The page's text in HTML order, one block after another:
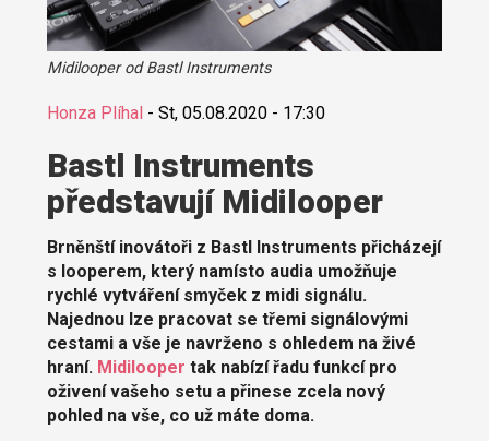
Midilooper od Bastl Instruments
Honza Plíhal - St, 05.08.2020 - 17:30
Bastl Instruments
představují Midilooper
Brněnští inovátoři z Bastl Instruments přicházejí
s looperem, který namísto audia umožňuje
rychlé vytváření smyček z midi signálu.
Najednou lze pracovat se třemi signálovými
cestami a vše je navrženo s ohledem na živé
hraní. Midilooper tak nabízí řadu funkcí pro
oživení vašeho setu a přinese zcela nový
pohled na vše, co už máte doma.